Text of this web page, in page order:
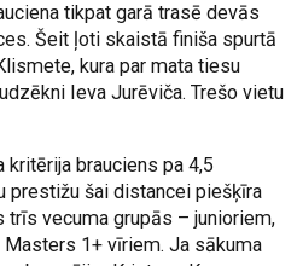
tikpat garā trasē devās
Šeit ļoti skaistā finiša spurtā
kura par mata tiesu
Ieva Jurēviča. Trešo vietu
brauciens pa 4,5
prestižu šai distancei piešķīra
vecuma grupās – junioriem,
1+ vīriem. Ja sākuma